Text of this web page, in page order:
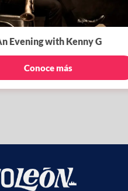
Evening with Kenny G
Conoce más